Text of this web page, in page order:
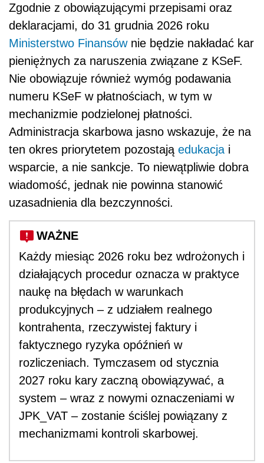
Zgodnie z obowiązującymi przepisami oraz
deklaracjami, do 31 grudnia 2026 roku
Ministerstwo Finansównie będzie nakładać kar
pieniężnych za naruszenia związane z KSeF.
Nie obowiązuje również wymóg podawania
numeru KSeF w płatnościach, w tym w
mechanizmie podzielonej płatności.
Administracja skarbowa jasno wskazuje, że na
ten okres priorytetem pozostają edukacja i
wsparcie, a nie sankcje. To niewątpliwie dobra
wiadomość, jednak nie powinna stanowić
uzasadnienia dla bezczynności.
WAŻNE
Każdy miesiąc 2026 roku bez wdrożonych i
działających procedur oznacza w praktyce
naukę na błędach w warunkach
produkcyjnych – z udziałem realnego
kontrahenta, rzeczywistej faktury i
faktycznego ryzyka opóźnień w
rozliczeniach. Tymczasem od stycznia
2027 roku kary zaczną obowiązywać, a
system – wraz z nowymi oznaczeniami w
JPK_VAT – zostanie ściślej powiązany z
mechanizmami kontroli skarbowej.